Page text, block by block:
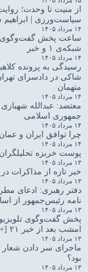
از منیت تا وحدت؛
سیاست‌ورزی | ابراهیم
۱۴ مرداد ۱۴۰۵
ساعت پخش گفت‌وگوی
شبکه‌ی ۱ و خبر
۱۴ مرداد ۱۴۰۵
متهمان
۱۴ مرداد ۱۴۰۵
معتضد: عبدالله
جمهوری اسلامی
۱۴ مرداد ۱۴۰۵
چرا توافق ایران و
۱۴ مرداد ۱۴۰۵
پوست خربزه
۱۳ مرداد ۱۴۰۵
خبر تازه از مذاکرات
۱۳ مرداد ۱۴۰۵
دفتر رهبری: ادعای
نامه رئیس‌جمهور از
۱۳ مرداد ۱۴۰۵
پخش گفت‌وگوی
امشب بعد از خبر ۲۱ [+تکمیلی: تغییر زمان پخش]
۱۳ مرداد ۱۴۰۵
ماجرای سر دادن شعار
بود؟
۱۳ مرداد ۱۴۰۵